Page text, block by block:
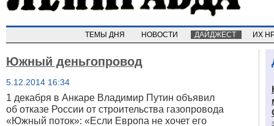
ТЕМЫ ДНЯ НОВОСТИ ДАЙДЖЕСТ ИХ
Южный деньгопровод
5.12.2014 16:34
1 декабря в Анкаре Владимир Путин объявил
об отказе России от строительства газопровода
«Южный поток»: «Если Европа не хочет его